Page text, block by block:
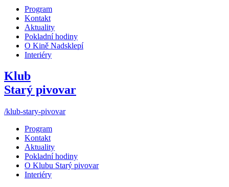
Program
Kontakt
Aktuality
Pokladní hodiny
O Kině Nadsklepí
Interiéry
Klub
Starý pivovar
/klub-stary-pivovar
Program
Kontakt
Aktuality
Pokladní hodiny
O Klubu Starý pivovar
Interiéry